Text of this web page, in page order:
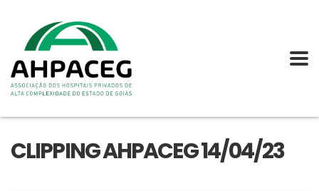
CLIPPING AHPACEG 14/04/23